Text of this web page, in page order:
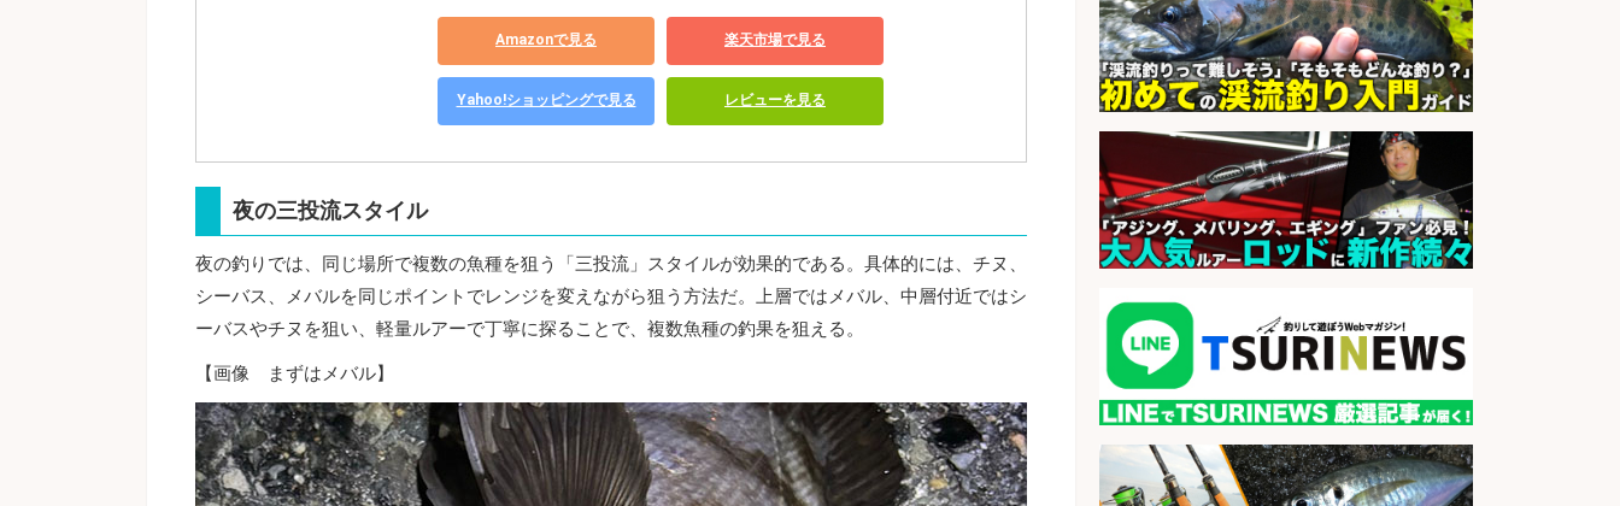
Amazonで見る 楽天市場で見る
Yahoo!ショッピングで見る レビューを見る
夜の三投流スタイル
夜の釣りでは、同じ場所で複数の魚種を狙う「三投流」スタイルが効果的である。具体的には、チヌ、
シーバス、メバルを同じポイントでレンジを変えながら狙う方法だ。上層ではメバル、中層付近ではシ
ーバスやチヌを狙い、軽量ルアーで丁寧に探ることで、複数魚種の釣果を狙える。
【画像 まずはメバル】